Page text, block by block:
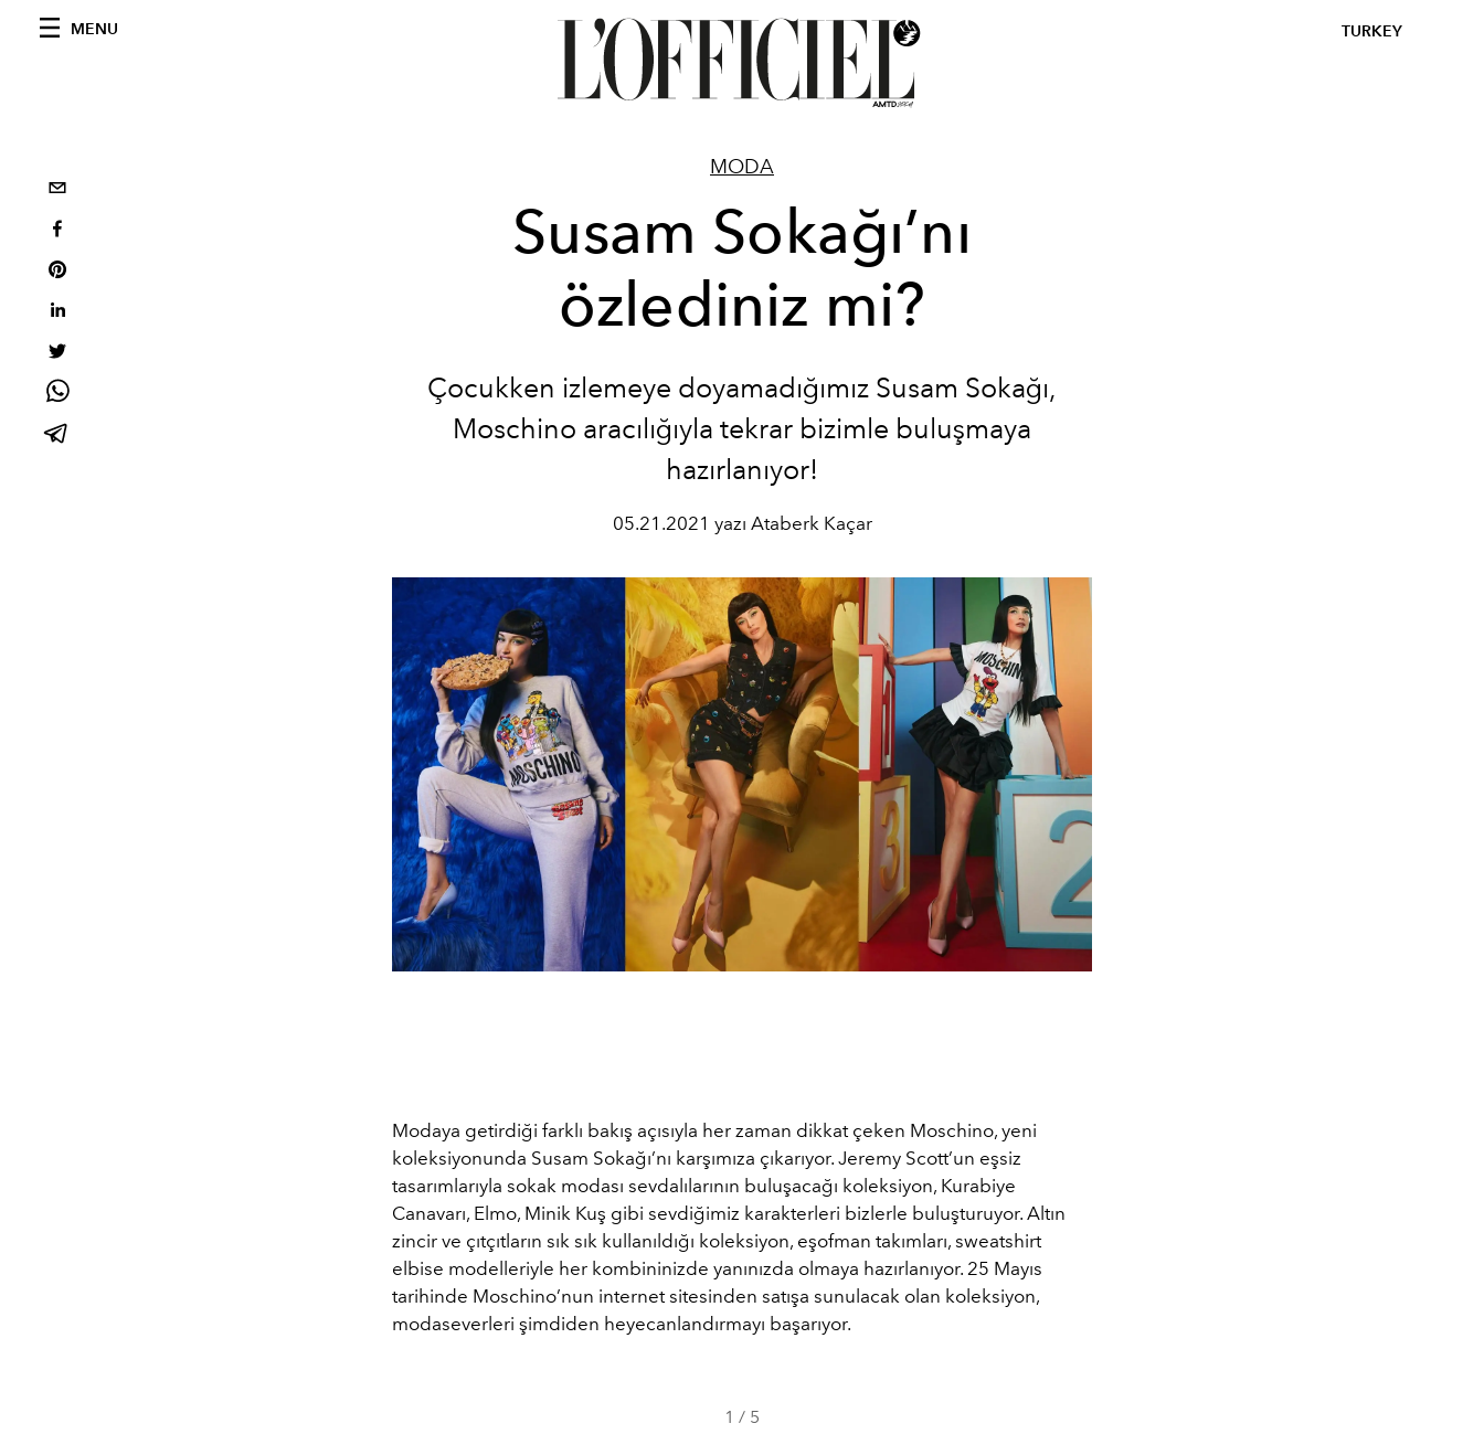
MENU TURKEY
MODA
Susam Sokağı’nı
özlediniz mi?
Çocukken izlemeye doyamadığımız Susam Sokağı,
Moschino aracılığıyla tekrar bizimle buluşmaya
hazırlanıyor!
05.21.2021 yazı Ataberk Kaçar
Modaya getirdiği farklı bakış açısıyla her zaman dikkat çeken Moschino, yeni
koleksiyonunda Susam Sokağı’nı karşımıza çıkarıyor. Jeremy Scott’un eşsiz
tasarımlarıyla sokak modası sevdalılarının buluşacağı koleksiyon, Kurabiye
Canavarı, Elmo, Minik Kuş gibi sevdiğimiz karakterleri bizlerle buluşturuyor. Altın
zincir ve çıtçıtların sık sık kullanıldığı koleksiyon, eşofman takımları, sweatshirt
elbise modelleriyle her kombininizde yanınızda olmaya hazırlanıyor. 25 Mayıs
tarihinde Moschino’nun internet sitesinden satışa sunulacak olan koleksiyon,
modaseverleri şimdiden heyecanlandırmayı başarıyor.
1 / 5